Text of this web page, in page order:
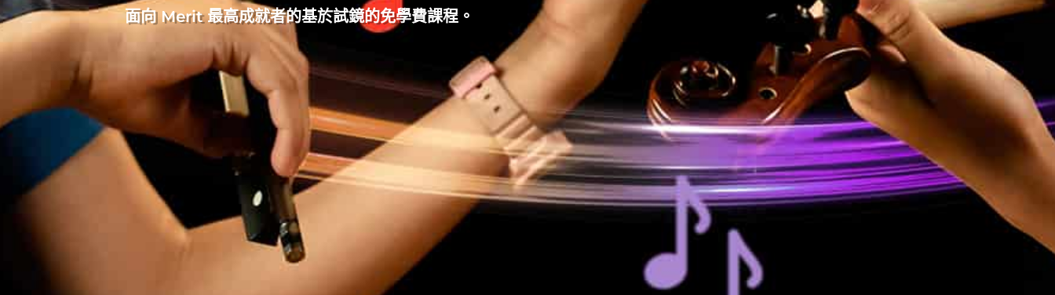
面向 Merit 最高成就者的基於試鏡的免學費課程。